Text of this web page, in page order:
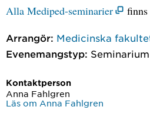
Alla Mediped-seminarier
Arrangör: Medicinska
Evenemangstyp: Seminarium
Kontaktperson
Anna Fahlgren
Läs om Anna Fahlgren